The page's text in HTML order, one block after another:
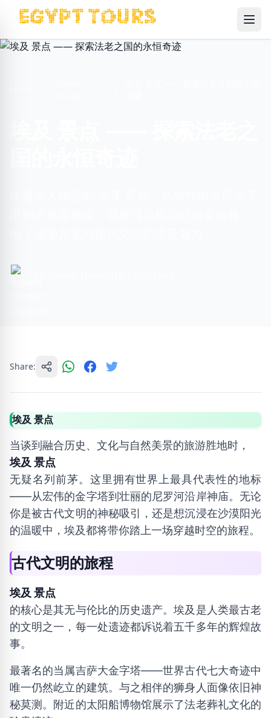
Share:
埃及 景点
当谈到融合历史、文化与自然美景的旅游胜地时，
埃及 景点
无疑名列前茅。这里拥有世界上最具代表性的地标
——从宏伟的金字塔到壮丽的尼罗河沿岸神庙。无论
你是被古代文明的神秘吸引，还是想沉浸在沙漠阳光
的温暖中，埃及都将带你踏上一场穿越时空的旅程。
古代文明的旅程
埃及 景点
的核心是其无与伦比的历史遗产。埃及是人类最古老
的文明之一，每一处遗迹都诉说着五千多年的辉煌故
事。
最著名的当属吉萨大金字塔——世界古代七大奇迹中
唯一仍然屹立的建筑。与之相伴的狮身人面像依旧神
秘莫测。附近的太阳船博物馆展示了法老葬礼文化的